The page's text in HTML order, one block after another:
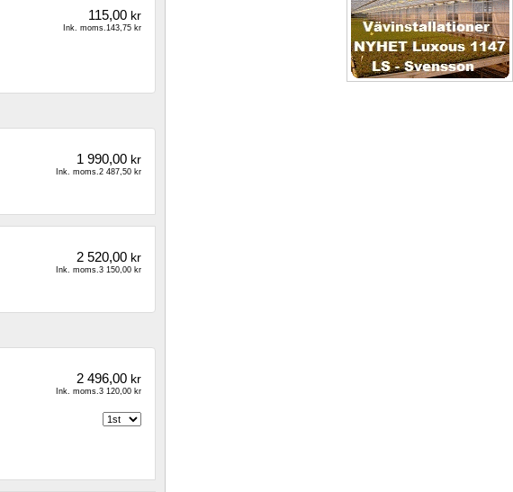
115,00kr
Ink. moms.143,75 kr
1 990,00kr
Ink. moms.2 487,50 kr
2 520,00kr
Ink. moms.3 150,00 kr
2 496,00kr
Ink. moms.3 120,00 kr